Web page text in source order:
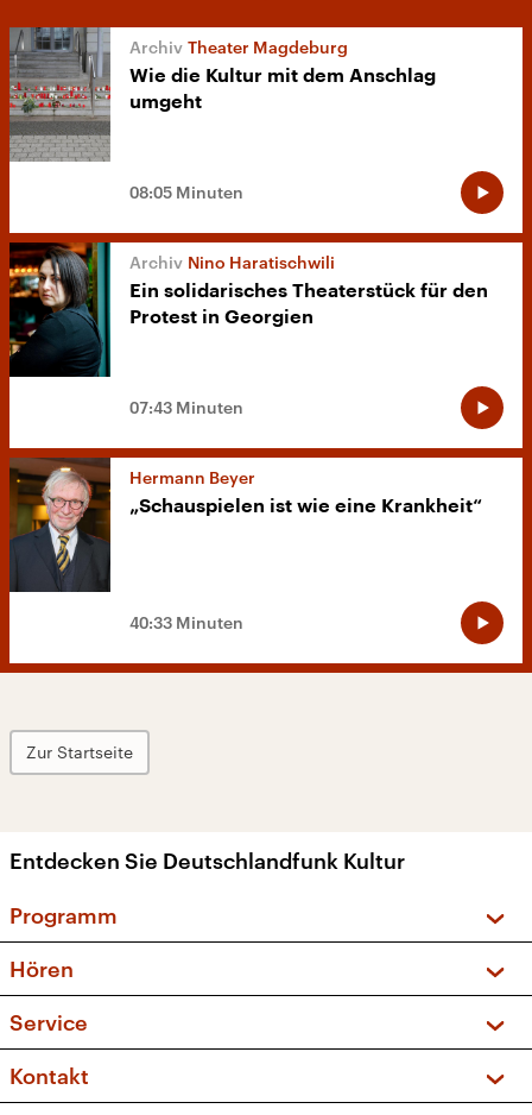
Theater Magdeburg
Wie die Kultur mit dem Anschlag
umgeht
08:05 Minuten
Nino Haratischwili
Ein solidarisches Theaterstück für den
Protest in Georgien
07:43 Minuten
Hermann Beyer
„Schauspielen ist wie eine Krankheit“
40:33 Minuten
Zur Startseite
Entdecken Sie Deutschlandfunk Kultur
Programm
Sendungen und Podcasts
Musikliste
Kakadu – Das Kinderprogramm
Hören
Frequenzen (UKW + DAB+)
Service
FAQ
Apps
Kontakt